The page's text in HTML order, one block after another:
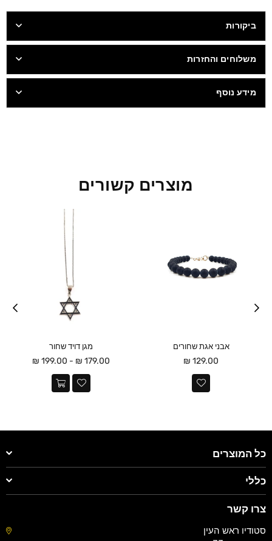
ביקורות
משלוחים והחזרות
מידע נוסף
מוצרים קשורים
אבני אגת שחורים
מחיר
129.00 ₪
מגן דויד שחור
179.00 ₪ - 199.00 ₪
כל המוצרים
כללי
צרו קשר
סטודיו ראש העין